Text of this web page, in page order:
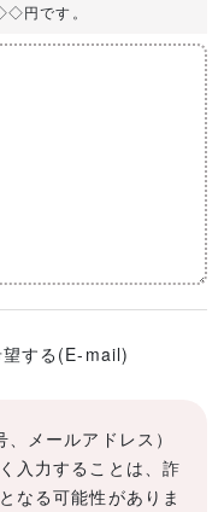
円です。
望する(E-mail)
メールアドレス）
入力することは、詐
なる可能性がありま